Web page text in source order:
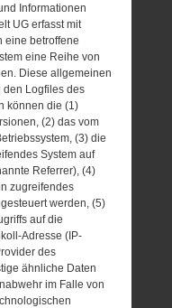
Informationen
UG erfasst mit
eine betroffene
eine Reihe von
Diese allgemeinen
den Logfiles des
können die (1)
(2) das vom
(3) die
System auf
Referrer), (4)
zugreifendes
werden, (5)
auf die
Adresse (IP-
des
ähnliche Daten
im Falle von